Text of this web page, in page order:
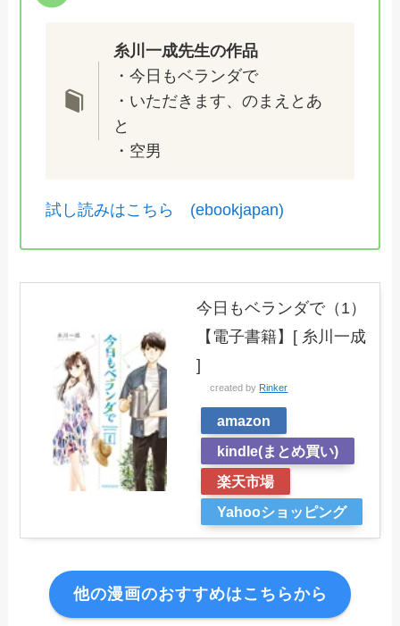
糸川一成先生の作品
・今日もベランダで
・いただきます、のまえとあ
と
・空男
試し読みはこちら (ebookjapan)
今日もベランダで（1）
【電子書籍】[ 糸川一成
]
created by Rinker
amazon
kindle(まとめ買い)
楽天市場
Yahooショッピング
他の漫画のおすすめはこちらから